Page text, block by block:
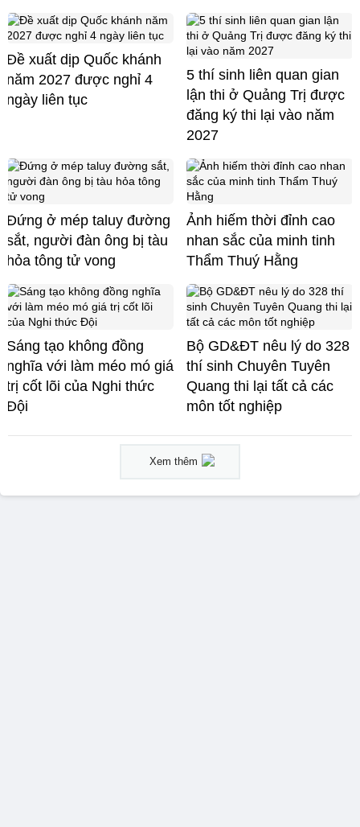
Đề xuất dịp Quốc khánh
năm 2027 được nghỉ 4
ngày liên tục
5 thí sinh liên quan gian
lận thi ở Quảng Trị được
đăng ký thi lại vào năm
2027
Đứng ở mép taluy đường
sắt, người đàn ông bị tàu
hỏa tông tử vong
Ảnh hiếm thời đỉnh cao
nhan sắc của minh tinh
Thẩm Thuý Hằng
Sáng tạo không đồng
nghĩa với làm méo mó giá
trị cốt lõi của Nghi thức
Đội
Bộ GD&ĐT nêu lý do 328
thí sinh Chuyên Tuyên
Quang thi lại tất cả các
môn tốt nghiệp
Xem thêm